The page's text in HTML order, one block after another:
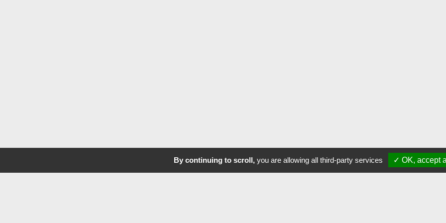
By continuing to scroll, you are allowing all third-party services ✓ OK, accept